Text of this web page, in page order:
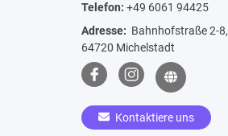
Telefon: +49 6061 94425
Adresse: Bahnhofstraße 2-8,
64720 Michelstadt
Kontaktiere uns